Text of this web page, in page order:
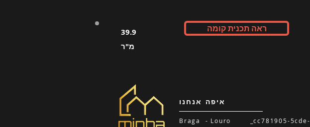
39.9
מ"ר
ראה תכנית קומה
איפה אנחנו
Braga - Louro _cc781905-5cde-